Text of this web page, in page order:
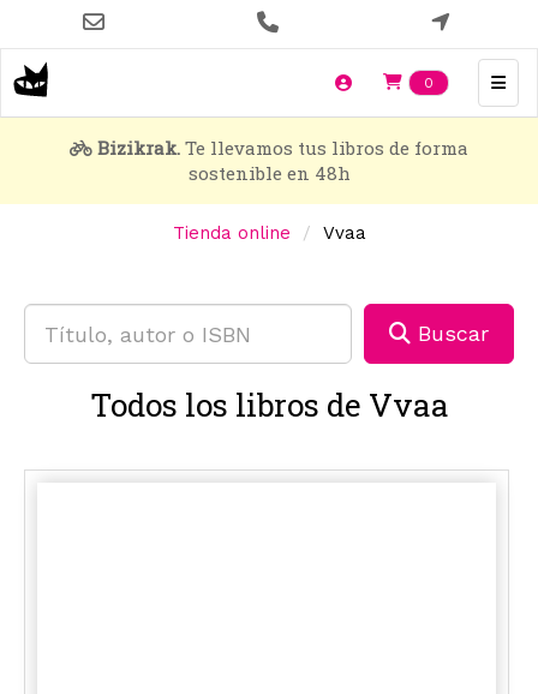
contenido
principal
0 Items en
Bizikrak. Te llevamos tus libros de forma
sostenible en 48h
Tienda online Vvaa
Buscar
Todos los libros de Vvaa